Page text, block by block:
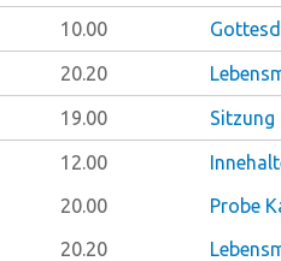
10.00
20.20
19.00 Sitzung
12.00
20.00
Probe
20.20